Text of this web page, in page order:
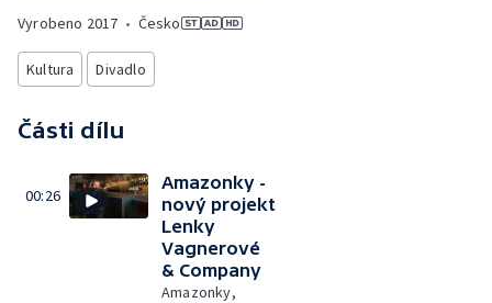
Vyrobeno 2017 • Česko
Kultura Divadlo
Části dílu
00:26
Amazonky -
nový projekt
Lenky
Vagnerové
& Company
Amazonky,